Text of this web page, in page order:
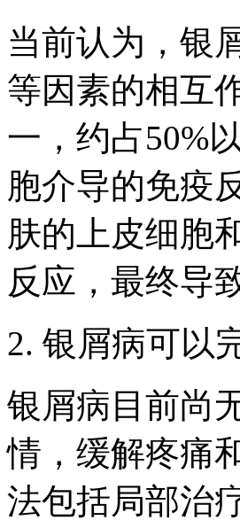
当前认为，银
等因素的相互
一，约占50%
胞介导的免疫
肤的上皮细胞
反应，最终导
2. 银屑病可以
银屑病目前尚
情，缓解疼痛
法包括局部治